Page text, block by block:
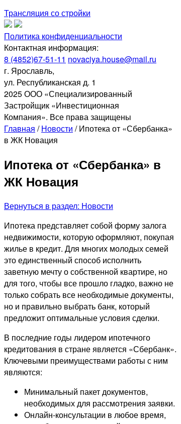
Трансляция со стройки
Политика конфиденциальности
Контактная информация:
8 (4852)67-51-11 novaciya.house@mail.ru
г. Ярославль,
ул. Республиканская д. 1
2025 ООО «Специализированный
Застройщик «Инвестиционная
Компания». Все права защищены
Главная /Новости /Ипотека от «Сбербанка»
в ЖК Новация
Ипотека от «Сбербанка» в
ЖК Новация
Вернуться в раздел: Новости
Ипотека представляет собой форму залога
недвижимости, которую оформляют, покупая
жилье в кредит. Для многих молодых семей
это единственный способ исполнить
заветную мечту о собственной квартире, но
для того, чтобы все прошло гладко, важно не
только собрать все необходимые документы,
но и правильно выбрать банк, который
предложит оптимальные условия сделки.
В последние годы лидером ипотечного
кредитования в стране является «Сбербанк».
Ключевыми преимуществами работы с ним
являются:
Минимальный пакет документов,
необходимых для рассмотрения заявки.
Онлайн-консультации в любое время,